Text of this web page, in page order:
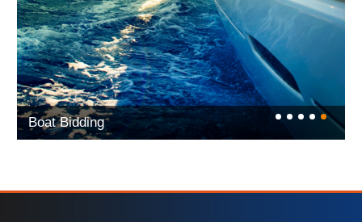
Boat Bidding